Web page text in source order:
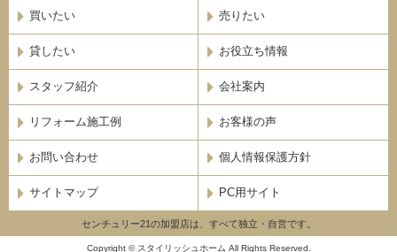
買いたい 売りたい
貸したい お役立ち情報
スタッフ紹介 会社案内
リフォーム施工例 お客様の声
お問い合わせ 個人情報保護方針
サイトマップ PC用サイト
センチュリー21の加盟店は、すべて独立・自営です。
Copyright © スタイリッシュホーム All Rights Reserved.